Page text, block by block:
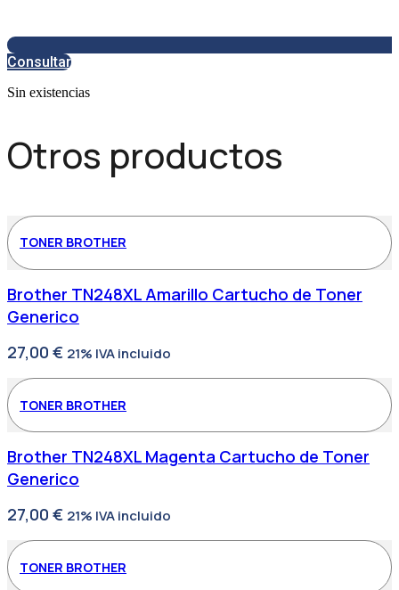
Consultar
Sin existencias
Otros productos
TONER BROTHER
Brother TN248XL Amarillo Cartucho de Toner
Generico
27,00 € 21% IVA incluido
TONER BROTHER
Brother TN248XL Magenta Cartucho de Toner
Generico
27,00 € 21% IVA incluido
TONER BROTHER